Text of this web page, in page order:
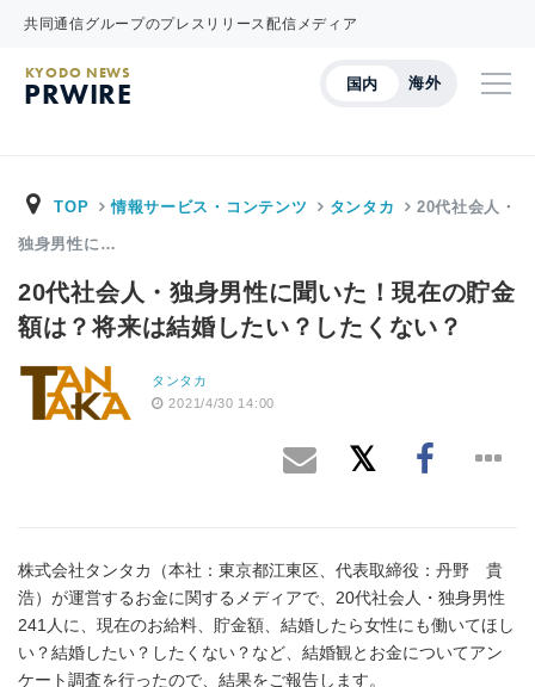
共同通信グループのプレスリリース配信メディア
国内 海外
KYODO NEWS
PRWIRE
TOP 情報サービス・コンテンツ タンタカ 20代社会人・
独身男性に…
20代社会人・独身男性に聞いた！現在の貯金
額は？将来は結婚したい？したくない？
タンタカ
2021/4/30 14:00
株式会社タンタカ（本社：東京都江東区、代表取締役：丹野 貴
浩）が運営するお金に関するメディアで、20代社会人・独身男性
241人に、現在のお給料、貯金額、結婚したら女性にも働いてほし
い？結婚したい？したくない？など、結婚観とお金についてアン
ケート調査を行ったので、結果をご報告します。